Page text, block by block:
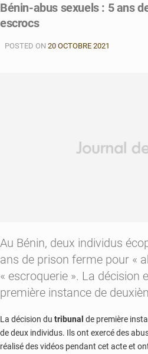
Bénin-abus sexuels : 5 ans
escrocs
POSTED ON 20 OCTOBRE 2021
Au Bénin, deux individus
ans de prison ferme pour «
« escroquerie ». La décision
première instance de
La décision du tribunal de première
de deux individus. Ils ont exercé des
réalisé des vidéos pendant cet acte et